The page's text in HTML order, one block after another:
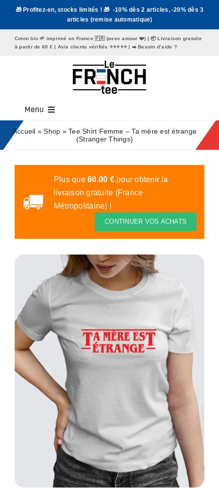
Passer🎁 Profitez-en, stocks limités ! 🎁 -10% dès 2 articles, -20% dès 3
articles (remise automatique)
Coton bio 🌱 imprimé en France 🇫🇷 (avec amour ❤️) | 📦 Livraison gratuite
à partir de 60 € | Avis clients vérifiés ⭐️⭐️⭐️⭐️⭐️ | ➡️Besoin d’aide ?
Menu
Tee Shirt Homme
Tote Bags
Mon compte
Accueil »Shop »Tee Shirt Femme – Ta mère est étrange
(Stranger Things)
Plus que60.00 €pour obtenir la
livraison gratuite (France
Métropolitaine) !
CONTINUER VOS ACHATS